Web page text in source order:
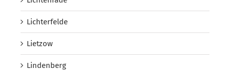
Lichterfelde
Lietzow
Lindenberg